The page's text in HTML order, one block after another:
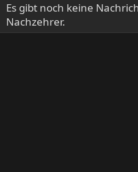
Es gibt noch keine
Nachzehrer.